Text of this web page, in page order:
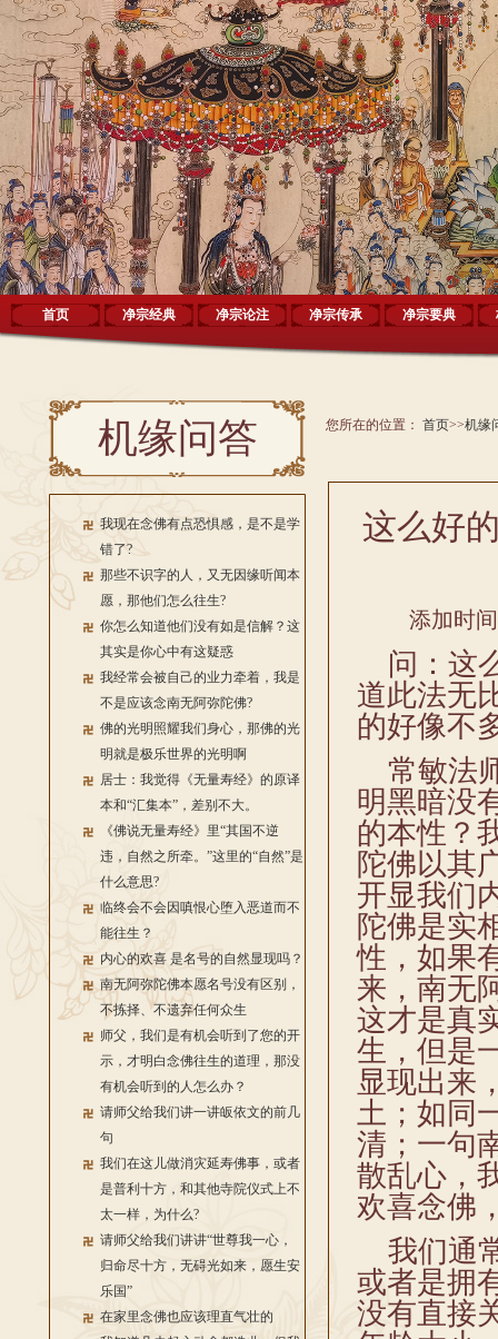
首页 净宗经典 净宗论注 净宗传承 净宗要典
机缘问答
我现在念佛有点恐惧感，是不是学
错了?
那些不识字的人，又无因缘听闻本
愿，那他们怎么往生?
你怎么知道他们没有如是信解？这
其实是你心中有这疑惑
我经常会被自己的业力牵着，我是
不是应该念南无阿弥陀佛?
佛的光明照耀我们身心，那佛的光
明就是极乐世界的光明啊
居士：我觉得《无量寿经》的原译
本和“汇集本”，差别不大。
《佛说无量寿经》里“其国不逆
违，自然之所牵。”这里的“自然”是
什么意思?
临终会不会因嗔恨心堕入恶道而不
能往生？
内心的欢喜 是名号的自然显现吗？
南无阿弥陀佛本愿名号没有区别，
不拣择、不遗弃任何众生
师父，我们是有机会听到了您的开
示，才明白念佛往生的道理，那没
有机会听到的人怎么办？
请师父给我们讲一讲皈依文的前几
句
我们在这儿做消灾延寿佛事，或者
是普利十方，和其他寺院仪式上不
太一样，为什么?
请师父给我们讲讲“世尊我一心，
归命尽十方，无碍光如来，愿生安
乐国”
在家里念佛也应该理直气壮的
您所在的位置： 首页>>机缘
这么好
添加时
问：这
道此法无
的好像不
常敏法
明黑暗没
的本性？
陀佛以其
开显我们
陀佛是实
性，如果
来，南无
这才是真
生，但是
显现出来
土；如同
清；一句
散乱心，
欢喜念佛
我们通
或者是拥
没有直接